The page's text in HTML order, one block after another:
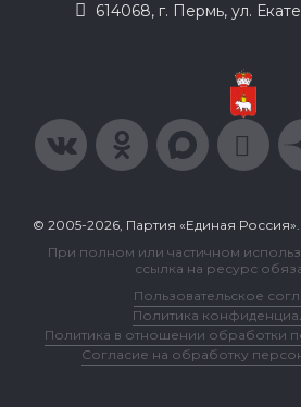
614068, г. Пермь, ул.
© 2005-2026, Партия «Единая
При полном или частичном
ссылка на ресурс
Пользовательское
Политика
Политика в отношении обработки
Согласие на обработку